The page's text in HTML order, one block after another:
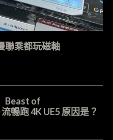
聯乘都玩磁軸
Beast of
暢跑 4K UE5 原因是？